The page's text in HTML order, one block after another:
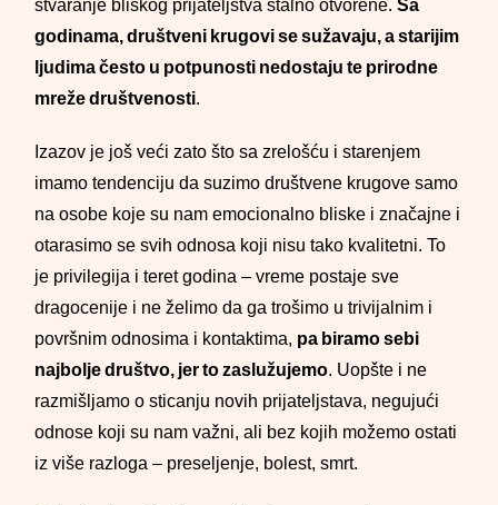
stvaranje bliskog prijateljstva stalno otvorene.Sa
godinama, društveni krugovi se sužavaju, a starijim
ljudima često u potpunosti nedostaju te prirodne
mreže društvenosti.
Izazov je još veći zato što sa zrelošću i starenjem
imamo tendenciju da suzimo društvene krugove samo
na osobe koje su nam emocionalno bliske i značajne i
otarasimo se svih odnosa koji nisu tako kvalitetni. To
je privilegija i teret godina – vreme postaje sve
dragocenije i ne želimo da ga trošimo u trivijalnim i
površnim odnosima i kontaktima, pa biramo sebi
najbolje društvo, jer to zaslužujemo. Uopšte i ne
razmišljamo o sticanju novih prijateljstava, negujući
odnose koji su nam važni, ali bez kojih možemo ostati
iz više razloga – preseljenje, bolest, smrt.